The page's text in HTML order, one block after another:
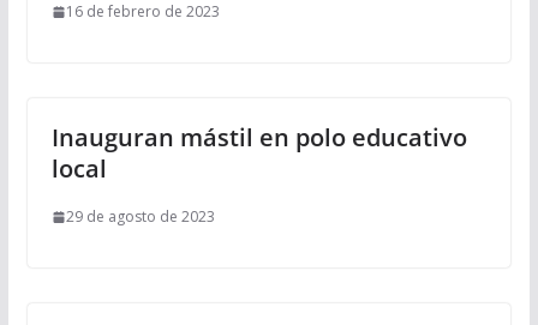
16 de febrero de 2023
Inauguran mástil en polo educativo
local
29 de agosto de 2023